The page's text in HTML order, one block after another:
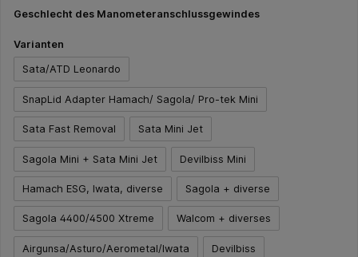
Geschlecht des Manometeranschlussgewindes
Varianten
Sata/ATD Leonardo
SnapLid Adapter Hamach/ Sagola/ Pro-tek Mini
Sata Fast Removal Sata Mini Jet
Sagola Mini + Sata Mini Jet Devilbiss Mini
Hamach ESG, Iwata, diverse Sagola + diverse
Sagola 4400/4500 Xtreme Walcom + diverses
Airgunsa/Asturo/Aerometal/Iwata Devilbiss